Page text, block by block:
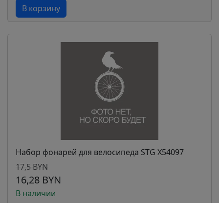
В корзину
Набор фонарей для велосипеда STG Х54097
17,5 BYN
16,28 BYN
В наличии